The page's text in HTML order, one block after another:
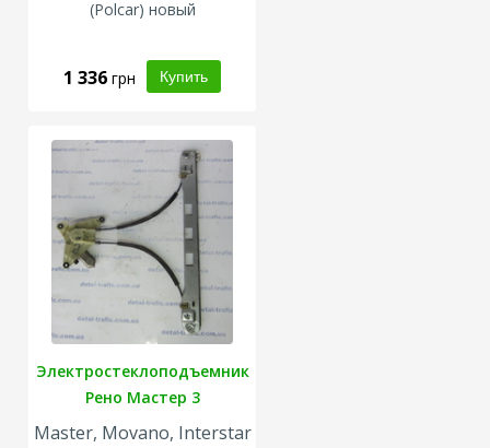
(Polcar) новый
1 336 грн
Электростеклоподъемник
Рено Мастер 3
Master, Movano, Interstar